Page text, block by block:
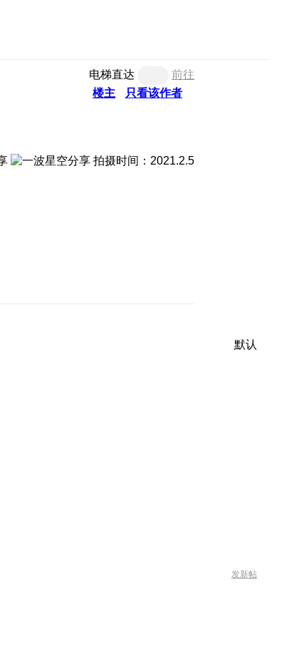
电梯直达
前往
楼主
只看该作者
拍摄时间：2021.2.5
默认
发新帖